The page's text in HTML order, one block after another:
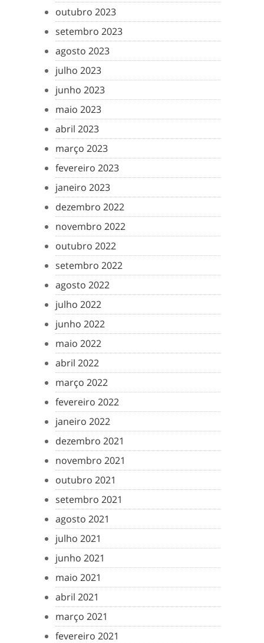
outubro 2023
setembro 2023
agosto 2023
julho 2023
junho 2023
maio 2023
abril 2023
março 2023
fevereiro 2023
janeiro 2023
dezembro 2022
novembro 2022
outubro 2022
setembro 2022
agosto 2022
julho 2022
junho 2022
maio 2022
abril 2022
março 2022
fevereiro 2022
janeiro 2022
dezembro 2021
novembro 2021
outubro 2021
setembro 2021
agosto 2021
julho 2021
junho 2021
maio 2021
abril 2021
março 2021
fevereiro 2021